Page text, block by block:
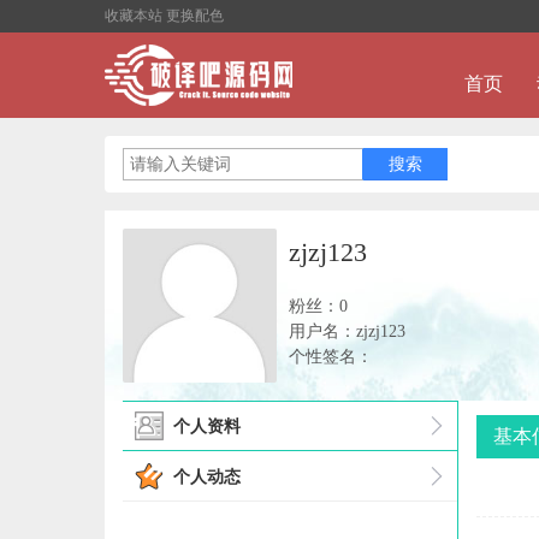
收藏本站 更换配色
首页
zjzj123
粉丝：0
用户名：zjzj123
个性签名：
个人资料
个人动态
基本